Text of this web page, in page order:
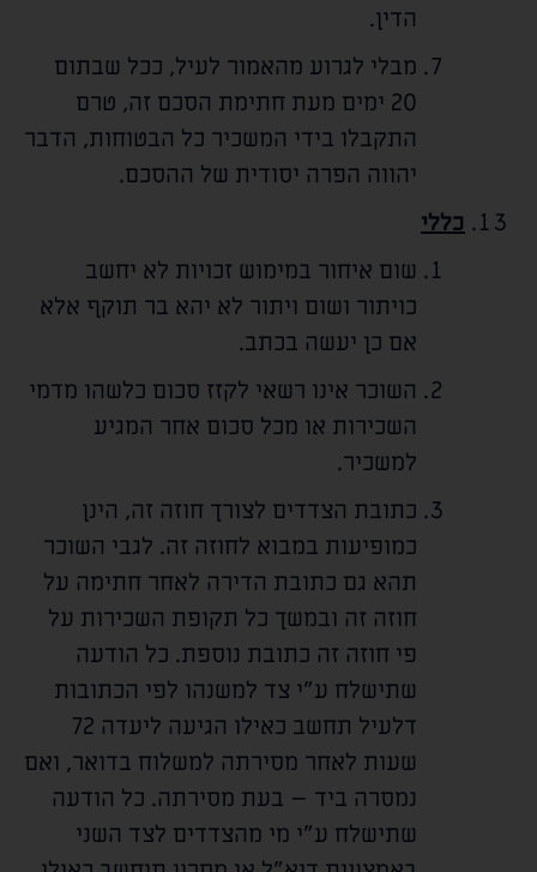
הדין.
מבלי לגרוע מהאמור לעיל, ככל שבתום
20 ימים מעת חתימת הסכם זה, טרם
התקבלו בידי המשכיר כל הבטוחות, הדבר
יהווה הפרה יסודית של ההסכם.
כללי
שום איחור במימוש זכויות לא יחשב
כויתור ושום ויתור לא יהא בר תוקף אלא
אם כן יעשה בכתב.
השוכר אינו רשאי לקזז סכום כלשהו מדמי
השכירות או מכל סכום אחר המגיע
למשכיר.
כתובת הצדדים לצורך חוזה זה, הינן
כמופיעות במבוא לחוזה זה. לגבי השוכר
תהא גם כתובת הדירה לאחר חתימה על
חוזה זה ובמשך כל תקופת השכירות על
פי חוזה זה כתובת נוספת. כל הודעה
שתישלח ע"י צד למשנהו לפי הכתובות
דלעיל תחשב כאילו הגיעה ליעדה 72
שעות לאחר מסירתה למשלוח בדואר, ואם
נמסרה ביד – בעת מסירתה. כל הודעה
שתישלח ע"י מי מהצדדים לצד השני